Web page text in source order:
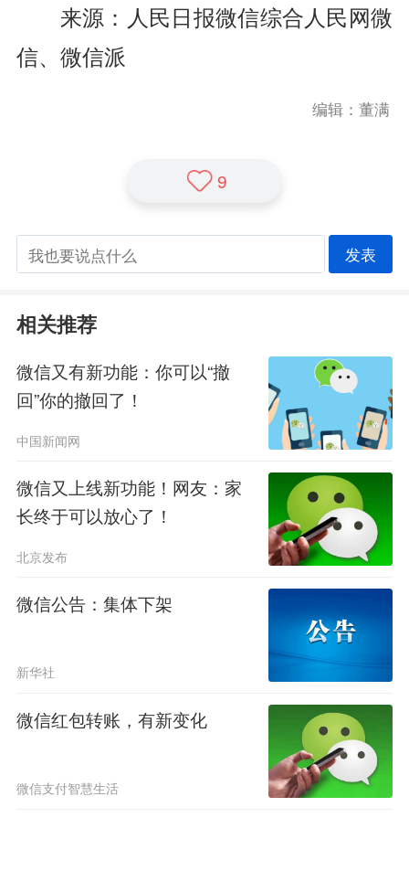
来源：人民日报微信综合人民网微
信、微信派
编辑：董满
9
发表
相关推荐
微信又有新功能：你可以“撤
回”你的撤回了！
中国新闻网
微信又上线新功能！网友：家
长终于可以放心了！
北京发布
微信公告：集体下架
新华社
微信红包转账，有新变化
微信支付智慧生活